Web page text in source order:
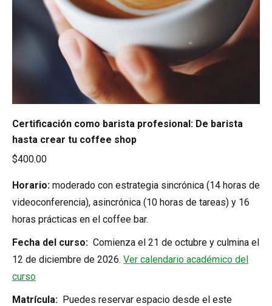
Certificación como barista profesional: De barista
hasta crear tu coffee shop
$400.00
Horario: moderado con estrategia sincrónica (14 horas de
videoconferencia), asincrónica (10 horas de tareas) y 16
horas prácticas en el coffee bar.
Fecha del curso: Comienza el 21 de octubre y culmina el
12 de diciembre de 2026. Ver calendario académico del
curso
Matrícula: Puedes reservar espacio desde el este